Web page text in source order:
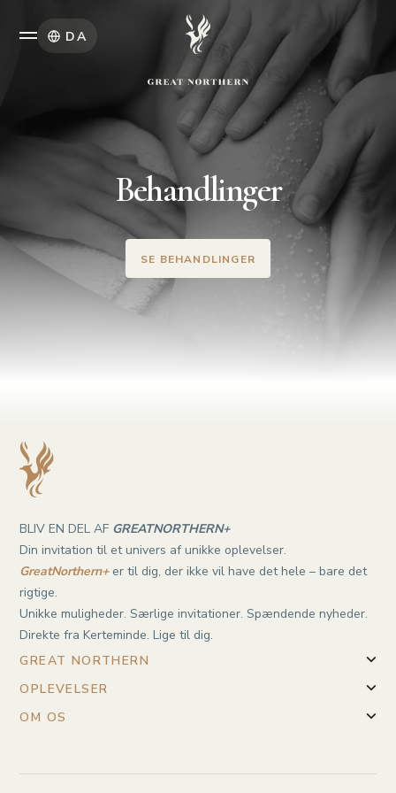
DA
Behandlinger
SE BEHANDLINGER
BLIV EN DEL AF GREATNORTHERN+
Din invitation til et univers af unikke oplevelser.
GreatNorthern+er til dig, der ikke vil have det hele – bare det
rigtige.
Unikke muligheder. Særlige invitationer. Spændende nyheder.
Direkte fra Kerteminde. Lige til dig.
GREAT NORTHERN
OPLEVELSER
OM OS